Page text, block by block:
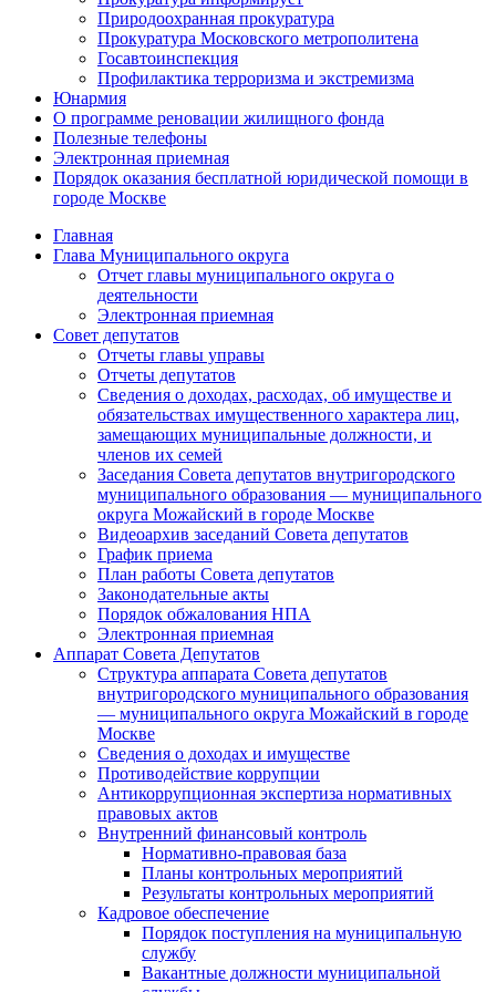
Природоохранная прокуратура
Прокуратура Московского метрополитена
Госавтоинспекция
Профилактика терроризма и экстремизма
Юнармия
О программе реновации жилищного фонда
Полезные телефоны
Электронная приемная
Порядок оказания бесплатной юридической помощи в
городе Москве
Главная
Глава Муниципального округа
Отчет главы муниципального округа о
деятельности
Электронная приемная
Совет депутатов
Отчеты главы управы
Отчеты депутатов
Сведения о доходах, расходах, об имуществе и
обязательствах имущественного характера лиц,
замещающих муниципальные должности, и
членов их семей
Заседания Совета депутатов внутригородского
муниципального образования — муниципального
округа Можайский в городе Москве
Видеоархив заседаний Совета депутатов
График приема
План работы Совета депутатов
Законодательные акты
Порядок обжалования НПА
Электронная приемная
Аппарат Совета Депутатов
Структура аппарата Совета депутатов
внутригородского муниципального образования
— муниципального округа Можайский в городе
Москве
Сведения о доходах и имуществе
Противодействие коррупции
Антикоррупционная экспертиза нормативных
правовых актов
Внутренний финансовый контроль
Нормативно-правовая база
Планы контрольных мероприятий
Результаты контрольных мероприятий
Кадровое обеспечение
Порядок поступления на муниципальную
службу
Вакантные должности муниципальной